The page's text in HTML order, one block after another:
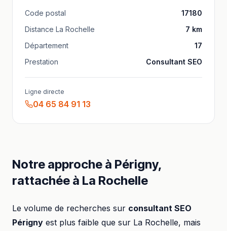
Code postal
17180
Distance La Rochelle 7 km
Département
17
Prestation
Consultant SEO
Ligne directe
04 65 84 91 13
Notre approche à Périgny,
rattachée à La Rochelle
Le volume de recherches sur consultant SEO
Périgny est plus faible que sur La Rochelle, mais